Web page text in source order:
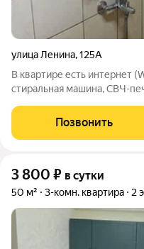
улица Ленина,125А
В квартире есть интернет
стиральная машина, СВЧ-
комплекты чистого
предметы гигиены.
Позвонить
3 800 ₽ в сутки
50 м² 3-комн. квартира 2